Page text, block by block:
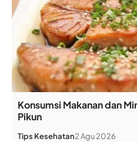
Konsumsi Makanan dan
Pikun
Tips Kesehatan2 Agu 2026